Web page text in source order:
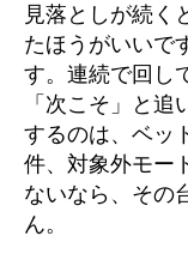
見落としが続く
たほうがいいで
す。連続で回し
「次こそ」と
するのは、ベッ
件、対象外モー
ないなら、その
ん。